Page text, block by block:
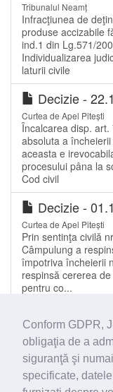
Conform GDPR,
obligaţia de a
siguranţă şi
specificate,
Tribunalul Neamț
Infracţiunea de
produse accizabile
ind.1 din Lg.571/
Individualizarea
laturii civile
Decizie -
Curtea de Apel Pitești
Încalcarea disp.
absoluta a
aceasta e
procesului pâna la
Cod civil
Decizie -
Curtea de Apel Pitești
Prin sentinţa civilă
Câmpulung a
împotriva încheierii
respinsă cererea
pentru co...
Sentinţă
Judecătoria Constanța
Reincredintare
Decizie -